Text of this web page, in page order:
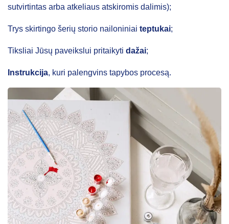
sutvirtintas arba atkeliaus atskiromis dalimis);
Trys skirtingo šerių storio nailoniniai teptukai;
Tiksliai Jūsų paveikslui pritaikyti dažai;
Instrukcija, kuri palengvins tapybos procesą.